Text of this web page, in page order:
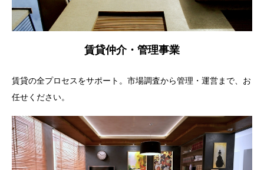
賃貸仲介・管理事業
賃貸の全プロセスをサポート。市場調査から管理・運営まで、お
任せください。